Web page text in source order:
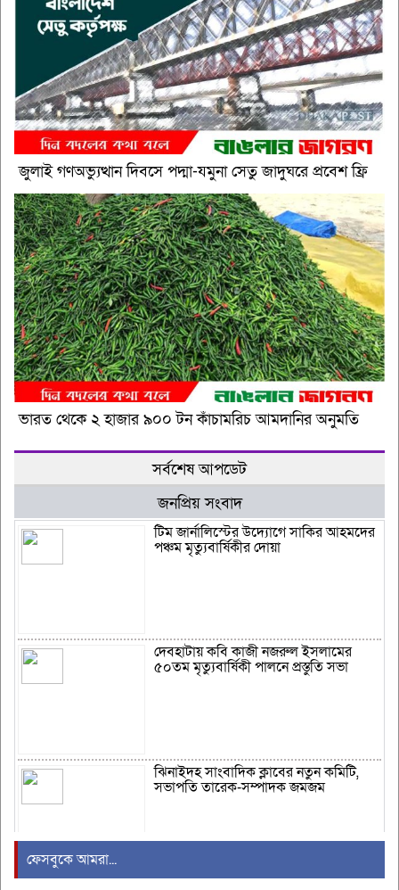
জুলাই গণঅভ্যুত্থান দিবসে পদ্মা-যমুনা সেতু জাদুঘরে প্রবেশ ফ্রি
ভারত থেকে ২ হাজার ৯০০ টন কাঁচামরিচ আমদানির অনুমতি
সর্বশেষ আপডেট
জনপ্রিয় সংবাদ
টিম জার্নালিস্টের উদ্যোগে সাকির আহমদের
পঞ্চম মৃত্যুবার্ষিকীর দোয়া
দেবহাটায় কবি কাজী নজরুল ইসলামের
৫০তম মৃত্যুবার্ষিকী পালনে প্রস্তুতি সভা
ঝিনাইদহ সাংবাদিক ক্লাবের নতুন কমিটি,
সভাপতি তারেক-সম্পাদক জমজম
ফেসবুকে আমরা...